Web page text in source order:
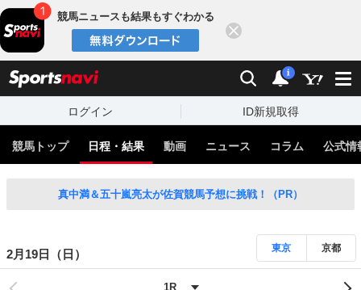
競馬ニュースも結果もすぐわかる
検索 通知
i
ログイン ID新規取得
競馬トップ 日程・結果 動画 ニュース コラム 公式情
真中満＆五十嵐亮太が佐賀競馬予想に挑戦！（PR）
2月19日（日） 東京 京都